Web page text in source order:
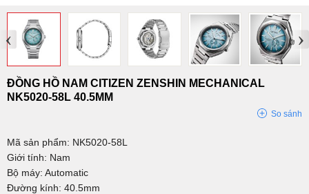
‹ ›
ĐỒNG HỒ NAM CITIZEN ZENSHIN MECHANICAL
NK5020-58L 40.5MM
So sánh
Mã sản phẩm: NK5020-58L
Giới tính: Nam
Bộ máy: Automatic
Đường kính: 40.5mm